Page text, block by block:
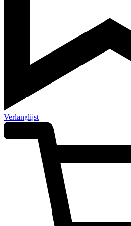
Verlanglijst